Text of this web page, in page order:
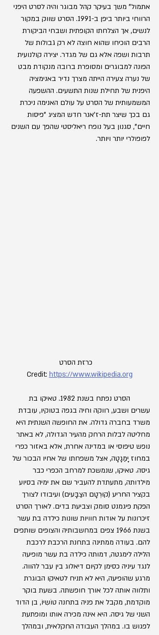
אתמול" משך בעיקר קהל מבוגר והיה לסרט היפני
הרווחי ביותר ביפן ב-1991. הסרט שווק במקור
לנשים, אך הצלחתו הקופתית ושבחי הביקורת
הרבים הוכיחו שהוא חוצה לא רק גבולות של
תרבות ושפה אלא גם של מגדר. יצירה קולנועית
הפונה למבוגרים ומסופרת ברובה מנקודת מבט
של נערה צעירה הייתה מצרך נדיר באנימציה
היפנית של תחילת שנות התשעים. ההשפעה
המשמעותית של הסרט על עולם האנימה ניכרת
גם בכך שיצר תת-ז'אנר חדש המציג "פיסות
חיים", סגנון בעל נופח ריאליסטי שהפך עם השנים
לפופולרי יותר ויותר.
כרזת הסרט
Credit: https://www.wikipedia.org
	הסרט נפתח בשנת 1982. טאיקו בת
עשרים ושבע, רווקה וחיה בגפה בטוקיו, עובדת
משרד בחברה גדולה. את החופשה השנתית היא
מחליטה לבלות הרחק מהעיר הגדולה, לא באתר
נופש טיפוסי או במדינה אחרת, אלא באזור כפרי
במחוז יָמַגָטָה, אצל משפחתו של אחיו הבכור של
גיסה. טאיקו, שנמשכת למרחב הכפרי כבר
מילדותה, מתעתדת להעביר שם את ימיה בסיוע
בקציר החריע (קוּרְטָם הצַבָּעים) ועיבודו לצורך
הפקת פיגמנט סומק וצביעת בדים. לאורך הסרט
זיכרונות על אודות חוויות שונות כילדה בת עשר
בשנת 1966 צפים במחשבותיה והצופים שותפים
להם. בעודה ממתינה בתחנת הרכבת לרכבת
הלילה לימגטה, דמותה כילדה בת עשר מופיעה
לנגד עיניה כסימן לקיום דיאלוג בין עבר להווה.
מרגע שהופיעה, היא לא תניח לטאיקו הבוגרת
ותלווה אותה לכל אורך חופשתה. בשעת בוקר
מוקדמת, מקבל את פניה בתחנה טוֹשִיוֹ, בן הדוד
השני של גיסה. היא אינה מכירה אותו ומופתעת
לפגוש בו. במהלך העבודה החקלאית, ובמהלך